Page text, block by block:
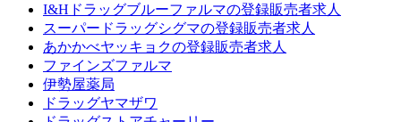
I&Hドラッグブルーファルマの登録販売者求人
スーパードラッグシグマの登録販売者求人
あかかべヤッキョクの登録販売者求人
ファインズファルマ
伊勢屋薬局
ドラッグヤマザワ